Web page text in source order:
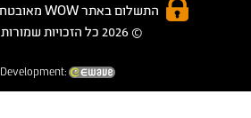
התשלום באתר WOW מאובטח בטכנולוגית SSL
© 2026 כל הזכויות שמורות
Development: